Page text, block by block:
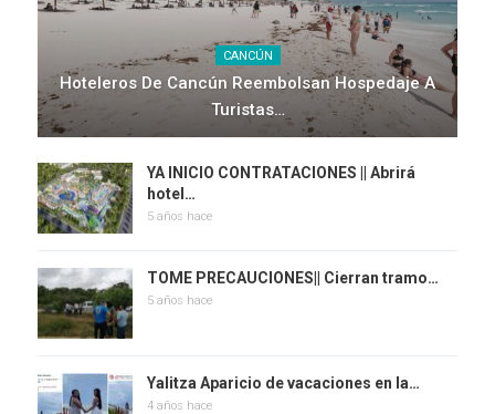
CANCÚN
Hoteleros De Cancún Reembolsan Hospedaje A
Turistas…
YA INICIO CONTRATACIONES || Abrirá
hotel…
5 años hace
TOME PRECAUCIONES|| Cierran tramo…
5 años hace
Yalitza Aparicio de vacaciones en la…
4 años hace